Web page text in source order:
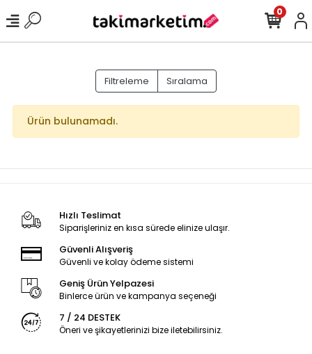
0
Filtreleme Sıralama
Ürün bulunamadı.
Hızlı Teslimat
Siparişleriniz en kısa sürede elinize ulaşır.
Güvenli Alışveriş
Güvenli ve kolay ödeme sistemi
Geniş Ürün Yelpazesi
Binlerce ürün ve kampanya seçeneği
7 / 24 DESTEK
Öneri ve şikayetlerinizi bize iletebilirsiniz.